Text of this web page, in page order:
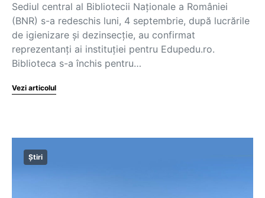
Sediul central al Bibliotecii Naționale a României
(BNR) s-a redeschis luni, 4 septembrie, după lucrările
de igienizare și dezinsecție, au confirmat
reprezentanți ai instituției pentru Edupedu.ro.
Biblioteca s-a închis pentru…
Vezi articolul
Știri